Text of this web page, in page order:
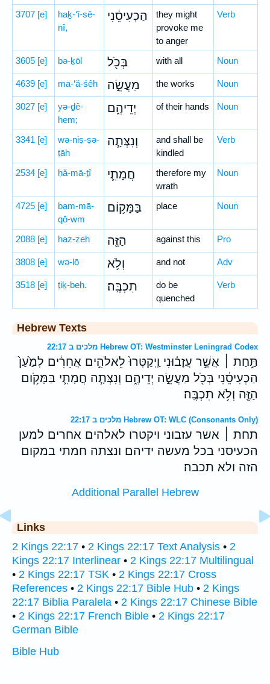
3707 [e]
haḵ-‘î-sê-
nî,
הַכְעִיסֵ֔נִי
they might
provoke me
to anger
Verb
3605 [e] bə-ḵōl בְּכֹ֖ל with all Noun
4639 [e] ma-‘ă-śêh מַעֲשֵׂ֣ה the works Noun
3027 [e]
yə-ḏê-
hem;
יְדֵיהֶ֑ם of their hands Noun
3341 [e]
wə-niṣ-ṣə-
ṯāh
וְנִצְּתָ֧ה
and shall be
kindled
Verb
2534 [e] ḥă-mā-ṯî חֲמָתִ֛י
therefore my
wrath
Noun
4725 [e]
bam-mā-
qō-wm
בַּמָּק֥וֹם place Noun
2088 [e] haz-zeh הַזֶּ֖ה against this Pro
3808 [e] wə-lō וְלֹ֥א and not Adv
3518 [e] ṯiḵ-beh. תִכְבֶּֽה׃
do be
quenched
Verb
Hebrew Texts
מלכים ב 22:17 Hebrew OT: Westminster Leningrad Codex
תַּ֣חַת ׀ אֲשֶׁ֣ר עֲזָב֗וּנִי וַֽיְקַטְּרוּ֙ לֵאלֹהִ֣ים אֲחֵרִ֔ים לְמַ֙עַן֙
הַכְעִיסֵ֔נִי בְּכֹ֖ל מַעֲשֵׂ֣ה יְדֵיהֶ֑ם וְנִצְּתָ֧ה חֲמָתִ֛י בַּמָּקֹ֥ום
הַזֶּ֖ה וְלֹ֥א תִכְבֶּֽה׃
מלכים ב 22:17 Hebrew OT: WLC (Consonants Only)
תחת ׀ אשר עזבוני ויקטרו לאלהים אחרים למען
הכעיסני בכל מעשה ידיהם ונצתה חמתי במקום
הזה ולא תכבה׃
Additional Parallel Hebrew
Links
2 Kings 22:17 • 2 Kings 22:17 Text Analysis • 2
Kings 22:17 Interlinear • 2 Kings 22:17 Multilingual
• 2 Kings 22:17 TSK • 2 Kings 22:17 Cross
References • 2 Kings 22:17 Bible Hub • 2 Kings
22:17 Biblia Paralela • 2 Kings 22:17 Chinese Bible
• 2 Kings 22:17 French Bible • 2 Kings 22:17
German Bible
Bible Hub